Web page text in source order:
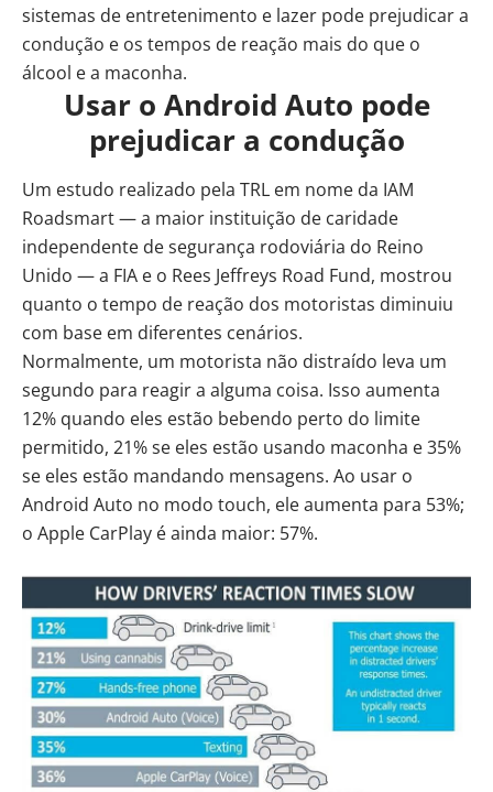
sistemas de entretenimento e lazer pode prejudicar a
condução e os tempos de reação mais do que o
álcool e a maconha.
Usar o Android Auto pode
prejudicar a condução
Um estudo realizado pela TRL em nome da IAM
Roadsmart — a maior instituição de caridade
independente de segurança rodoviária do Reino
Unido — a FIA e o Rees Jeffreys Road Fund, mostrou
quanto o tempo de reação dos motoristas diminuiu
com base em diferentes cenários.
Normalmente, um motorista não distraído leva um
segundo para reagir a alguma coisa. Isso aumenta
12% quando eles estão bebendo perto do limite
permitido, 21% se eles estão usando maconha e 35%
se eles estão mandando mensagens. Ao usar o
Android Auto no modo touch, ele aumenta para 53%;
o Apple CarPlay é ainda maior: 57%.